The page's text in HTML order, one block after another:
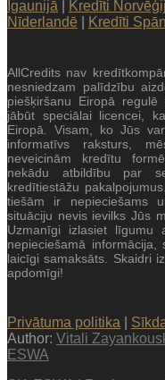
Igaunijā
Kredīti
Nīderlandē
Kredīti
AllCredits nav
nesniedzam palīdzību
piešķiršanu Eiropā
jābūt speciālai licencei,
Eiropā. Visam, ko Jūs
informatīvs raksturs,
neveicinām kredītu
nekādu atbildību par
kredītiestāžu
tiešām ir nepieciešams
situāciju nevis ievilks Jūs
Uzmanīgi izlasiet
nepieciešamā
laicīgi samaksāts. Skaidri
apdomīgi!
Privātuma politika
Author: Vitali
ESWA